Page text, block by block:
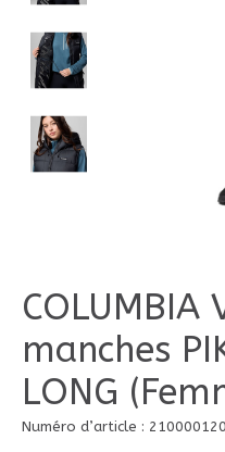
COLUMBIA
manches
LONG
Numéro d’article :